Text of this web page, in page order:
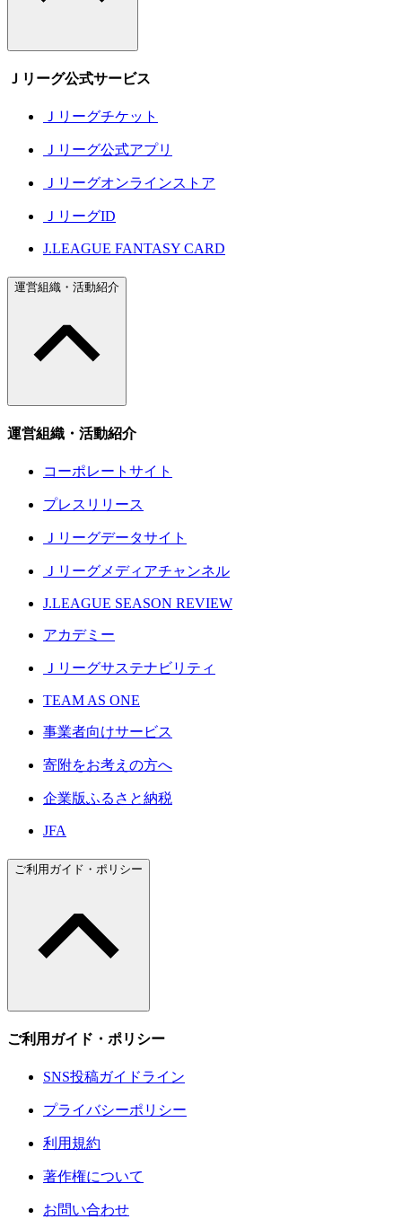
Ｊリーグ公式サービス
Ｊリーグチケット
Ｊリーグ公式アプリ
Ｊリーグオンラインストア
ＪリーグID
J.LEAGUE FANTASY CARD
運営組織・活動紹介
運営組織・活動紹介
コーポレートサイト
プレスリリース
Ｊリーグデータサイト
Ｊリーグメディアチャンネル
J.LEAGUE SEASON REVIEW
アカデミー
Ｊリーグサステナビリティ
TEAM AS ONE
事業者向けサービス
寄附をお考えの方へ
企業版ふるさと納税
JFA
ご利用ガイド・ポリシー
ご利用ガイド・ポリシー
SNS投稿ガイドライン
プライバシーポリシー
利用規約
著作権について
お問い合わせ